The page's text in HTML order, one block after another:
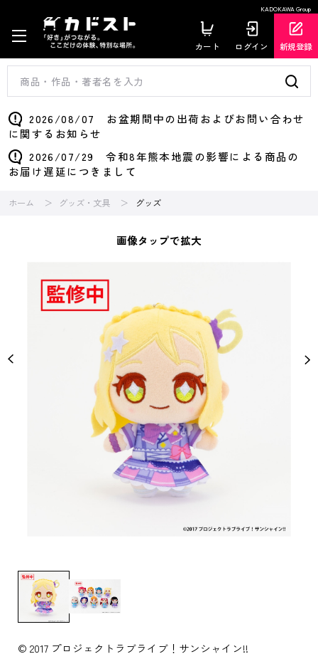
KADOKAWA Group
カート ログイン 新規登録
2026/08/07 お盆期間中の出荷およびお問い合わせ
に関するお知らせ
2026/07/29 令和8年熊本地震の影響による商品の
お届け遅延につきまして
ホーム グッズ・文具 グッズ
画像タップで拡大
© 2017 プロジェクトラブライブ！サンシャイン!!